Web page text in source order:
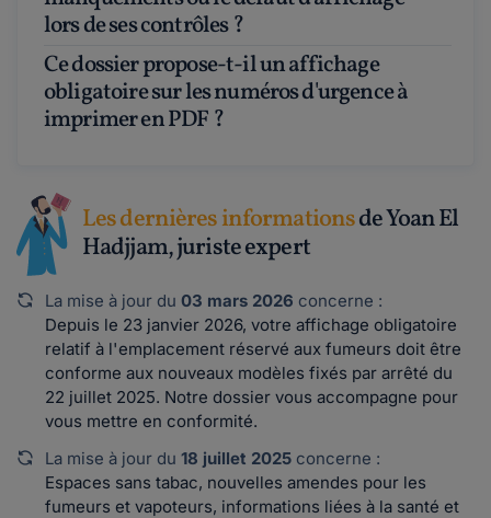
lors de ses contrôles ?
Ce dossier propose-t-il un affichage
obligatoire sur les numéros d'urgence à
imprimer en PDF ?
Les dernières informationsde Yoan El
Hadjjam, juriste expert
La mise à jour du 03 mars 2026 concerne :
Depuis le 23 janvier 2026, votre affichage obligatoire
relatif à l'emplacement réservé aux fumeurs doit être
conforme aux nouveaux modèles fixés par arrêté du
22 juillet 2025. Notre dossier vous accompagne pour
vous mettre en conformité.
La mise à jour du 18 juillet 2025 concerne :
Espaces sans tabac, nouvelles amendes pour les
fumeurs et vapoteurs, informations liées à la santé et